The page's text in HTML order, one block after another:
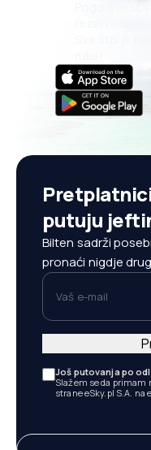
Sve što je
putuju
Bilten sadrži
pronaći nigdje
Vaš e-mail
Još putovanja po
Slažem se da
strane eSky.pl S.A.